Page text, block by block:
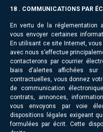
18 . COMMUNICATIONS PAR
En vertu de la réglementation
vous envoyer certaines
En utilisant ce site Internet,
avec nous s’effectue
contacterons par courrier
biais d’alertes affichées
contractuelles, vous donnez
de communication
contrats, annonces,
vous envoyons par voie
dispositions légales exigeant
formulées par écrit. Cette